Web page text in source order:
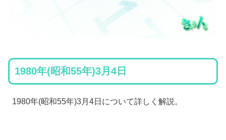
1980年(昭和55年)3月4日
1980年(昭和55年)3月4日について詳しく解説。